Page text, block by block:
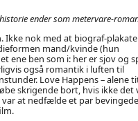
ender som metervare-
Ikke nok med at biograf-
mand/kvinde (hun
ene ben som i: her er sjov og
også romantik i luften til
Love Happens – alene
skrigende bort, hvis ikke det
at nedfælde et par